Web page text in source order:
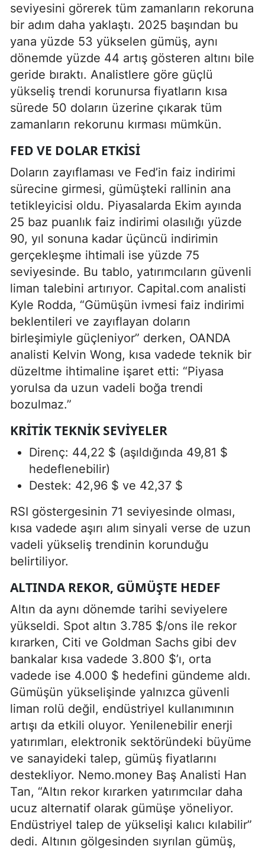
seviyesini görerek tüm zamanların rekoruna
bir adım daha yaklaştı. 2025 başından bu
yana yüzde 53 yükselen gümüş, aynı
dönemde yüzde 44 artış gösteren altını bile
geride bıraktı. Analistlere göre güçlü
yükseliş trendi korunursa fiyatların kısa
sürede 50 doların üzerine çıkarak tüm
zamanların rekorunu kırması mümkün.
FED VE DOLAR ETKISI
Doların zayıflaması ve Fed’in faiz indirimi
sürecine girmesi, gümüşteki rallinin ana
tetikleyicisi oldu. Piyasalarda Ekim ayında
25 baz puanlık faiz indirimi olasılığı yüzde
90, yıl sonuna kadar üçüncü indirimin
gerçekleşme ihtimali ise yüzde 75
seviyesinde. Bu tablo, yatırımcıların güvenli
liman talebini artırıyor. Capital.com analisti
Kyle Rodda, “Gümüşün ivmesi faiz indirimi
beklentileri ve zayıflayan doların
birleşimiyle güçleniyor” derken, OANDA
analisti Kelvin Wong, kısa vadede teknik bir
düzeltme ihtimaline işaret etti: “Piyasa
yorulsa da uzun vadeli boğa trendi
bozulmaz.”
KRITIK TEKNIK SEVIYELER
Direnç: 44,22 $ (aşıldığında 49,81 $
hedeflenebilir)
Destek: 42,96 $ ve 42,37 $
RSI göstergesinin 71 seviyesinde olması,
kısa vadede aşırı alım sinyali verse de uzun
vadeli yükseliş trendinin korunduğu
belirtiliyor.
ALTINDA REKOR, GÜMÜŞTE HEDEF
Altın da aynı dönemde tarihi seviyelere
yükseldi. Spot altın 3.785 $/ons ile rekor
kırarken, Citi ve Goldman Sachs gibi dev
bankalar kısa vadede 3.800 $’ı, orta
vadede ise 4.000 $ hedefini gündeme aldı.
Gümüşün yükselişinde yalnızca güvenli
liman rolü değil, endüstriyel kullanımının
artışı da etkili oluyor. Yenilenebilir enerji
yatırımları, elektronik sektöründeki büyüme
ve sanayideki talep, gümüş fiyatlarını
destekliyor. Nemo.money Baş Analisti Han
Tan, “Altın rekor kırarken yatırımcılar daha
ucuz alternatif olarak gümüşe yöneliyor.
Endüstriyel talep de yükselişi kalıcı kılabilir”
dedi. Altının gölgesinden sıyrılan gümüş,